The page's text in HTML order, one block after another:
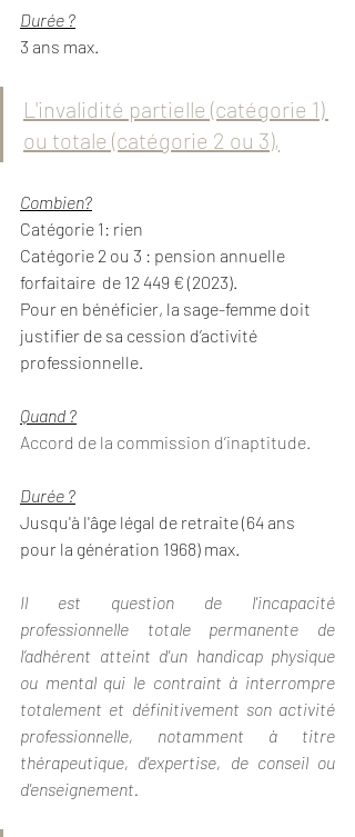
Durée ?
3 ans max.
L'invalidité partielle (catégorie 1)
ou totale (catégorie 2 ou 3),
Combien?
Catégorie 1: rien
Catégorie 2 ou 3 : pension annuelle
forfaitaire  de 12 449 € (2023).
Pour en bénéficier, la sage-femme doit
justifier de sa cession d’activité
professionnelle.
Quand ?
Accord de la commission d’inaptitude.
Durée ?
Jusqu'à l'âge légal de retraite (64 ans
pour la génération 1968) max.
Il est question de l'incapacité
professionnelle totale permanente de
l’adhérent atteint d'un handicap physique
ou mental qui le contraint à interrompre
totalement et définitivement son activité
professionnelle, notamment à titre
thérapeutique, d'expertise, de conseil ou
d'enseignement.